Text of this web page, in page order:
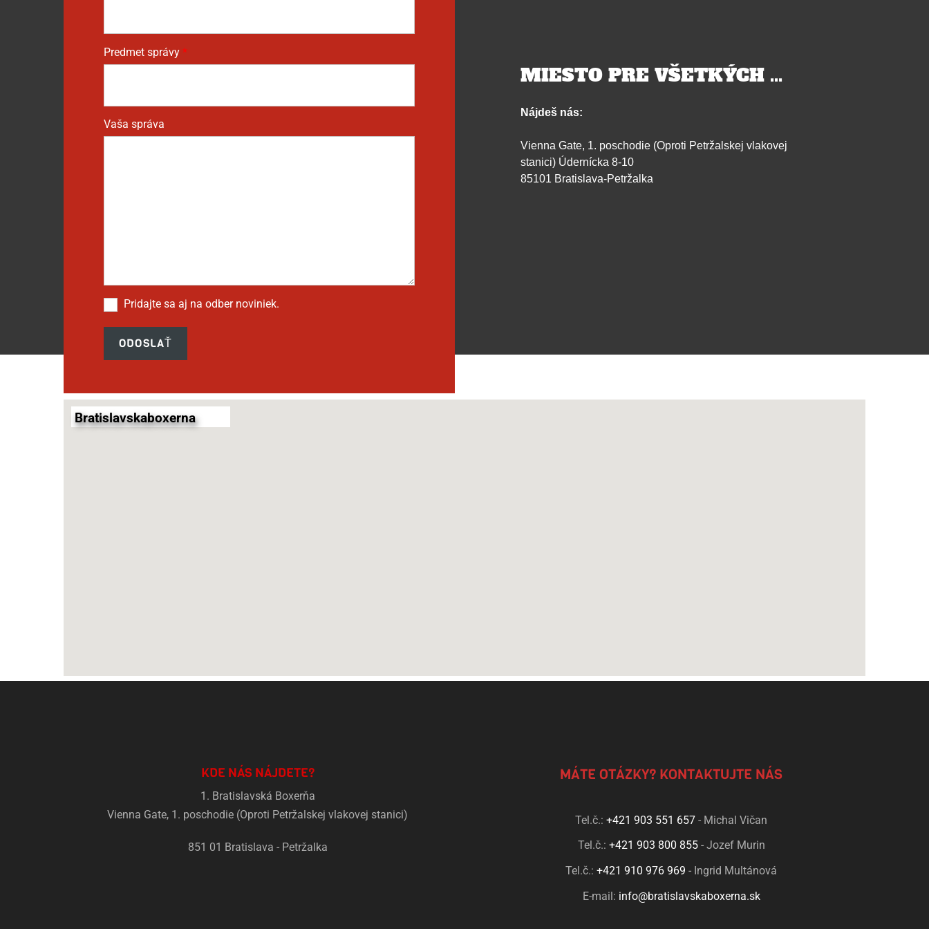
Predmet správy *
Vaša správa
Pridajte sa aj na odber noviniek.
ODOSLAŤ
MIESTO PRE VŠETKÝCH ...
Nájdeš nás:
Vienna Gate, 1. poschodie (Oproti Petržalskej vlakovej
stanici) Údernícka 8-10
85101 Bratislava-Petržalka
Bratislavskaboxerna
KDE NÁS NÁJDETE?
1. Bratislavská Boxerňa
Vienna Gate, 1. poschodie (Oproti Petržalskej vlakovej stanici)
851 01 Bratislava - Petržalka
MÁTE OTÁZKY? KONTAKTUJTE NÁS
Tel.č.:+421 903 551 657 - Michal Vičan
Tel.č.: +421 903 800 855- Jozef Murin
Tel.č.:+421 910 976 969 - Ingrid Multánová
E-mail: info@bratislavskaboxerna.sk